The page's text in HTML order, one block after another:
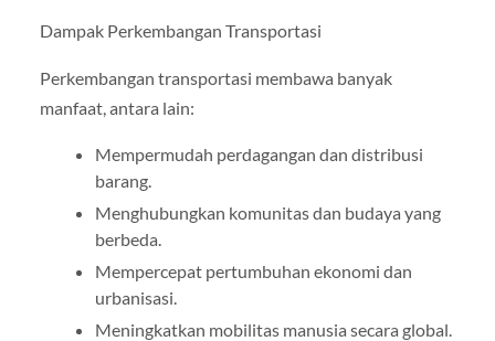
Dampak Perkembangan Transportasi
Perkembangan transportasi membawa banyak
manfaat, antara lain:
Mempermudah perdagangan dan distribusi
barang.
Menghubungkan komunitas dan budaya yang
berbeda.
Mempercepat pertumbuhan ekonomi dan
urbanisasi.
Meningkatkan mobilitas manusia secara global.